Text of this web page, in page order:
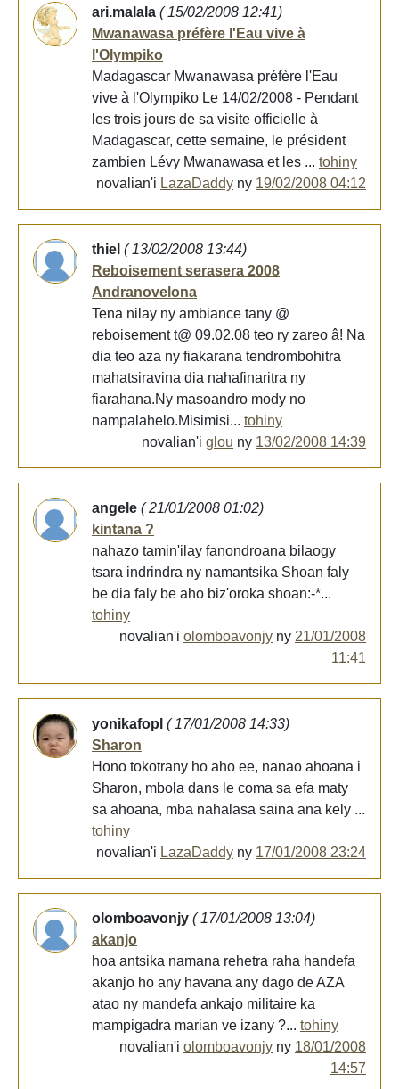
ari.malala ( 15/02/2008 12:41)
Mwanawasa préfère l'Eau vive à
l'Olympiko
Madagascar Mwanawasa préfère l'Eau
vive à l'Olympiko Le 14/02/2008 - Pendant
les trois jours de sa visite officielle à
Madagascar, cette semaine, le président
zambien Lévy Mwanawasa et les ... tohiny
novalian'i LazaDaddy ny 19/02/2008 04:12
thiel ( 13/02/2008 13:44)
Reboisement serasera 2008
Andranovelona
Tena nilay ny ambiance tany @
reboisement t@ 09.02.08 teo ry zareo â! Na
dia teo aza ny fiakarana tendrombohitra
mahatsiravina dia nahafinaritra ny
fiarahana.Ny masoandro mody no
nampalahelo.Misimisi... tohiny
novalian'i glou ny 13/02/2008 14:39
angele ( 21/01/2008 01:02)
kintana ?
nahazo tamin'ilay fanondroana bilaogy
tsara indrindra ny namantsika Shoan faly
be dia faly be aho biz'oroka shoan:-*...
tohiny
novalian'i olomboavonjy ny 21/01/2008
11:41
yonikafopl ( 17/01/2008 14:33)
Sharon
Hono tokotrany ho aho ee, nanao ahoana i
Sharon, mbola dans le coma sa efa maty
sa ahoana, mba nahalasa saina ana kely ...
tohiny
novalian'i LazaDaddy ny 17/01/2008 23:24
olomboavonjy ( 17/01/2008 13:04)
akanjo
hoa antsika namana rehetra raha handefa
akanjo ho any havana any dago de AZA
atao ny mandefa ankajo militaire ka
mampigadra marian ve izany ?... tohiny
novalian'i olomboavonjy ny 18/01/2008
14:57